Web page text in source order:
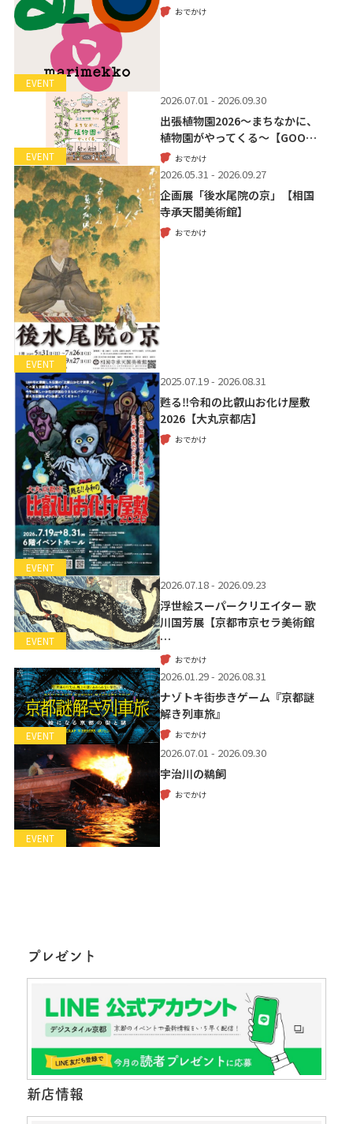
EVENT
おでかけ
EVENT
2026.07.01 - 2026.09.30
出張植物園2026～まちなかに、
植物園がやってくる～【GOO…
おでかけ
EVENT
2026.05.31 - 2026.09.27
企画展「後水尾院の京」【相国
寺承天閣美術館】
おでかけ
EVENT
2025.07.19 - 2026.08.31
甦る‼令和の比叡山お化け屋敷
2026【大丸京都店】
おでかけ
EVENT
2026.07.18 - 2026.09.23
浮世絵スーパークリエイター 歌
川国芳展【京都市京セラ美術館
…
おでかけ
EVENT
2026.01.29 - 2026.08.31
ナゾトキ街歩きゲーム『京都謎
解き列車旅』
おでかけ
EVENT
2026.07.01 - 2026.09.30
宇治川の鵜飼
おでかけ
プレゼント
新店情報